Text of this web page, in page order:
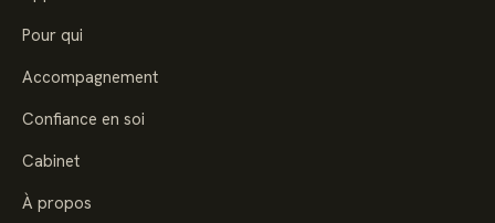
Pour qui
Accompagnement
Confiance en soi
Cabinet
À propos